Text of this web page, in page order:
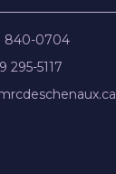
840-0704
295-5117